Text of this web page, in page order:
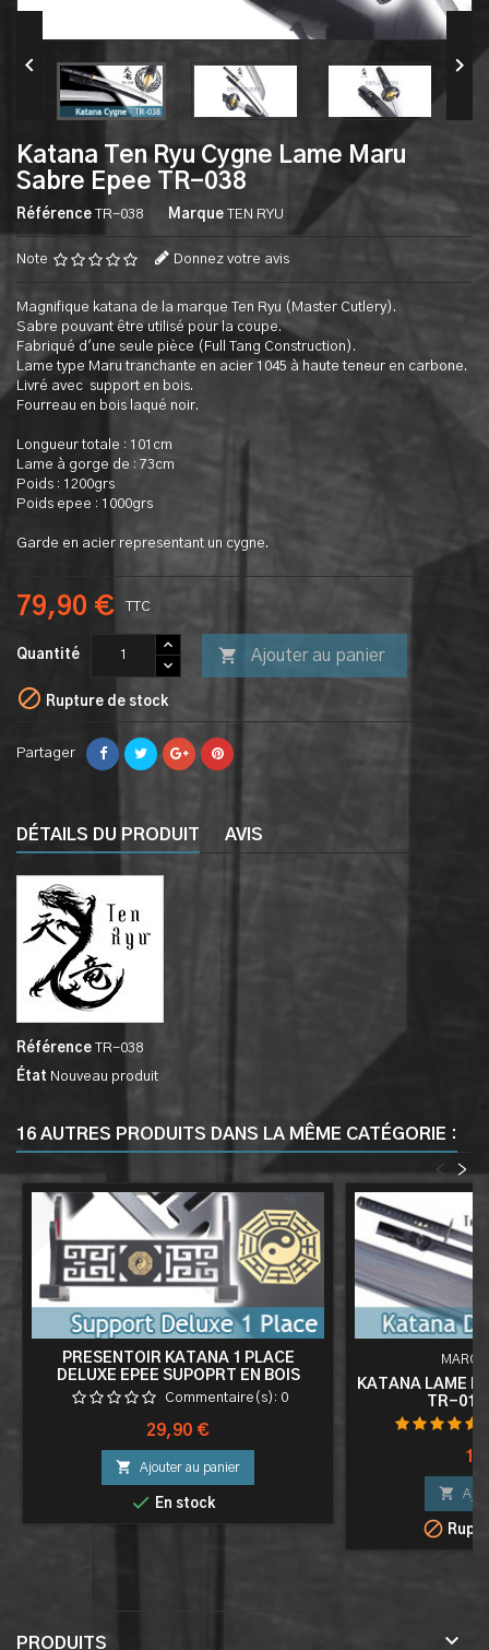
 
Katana Ten Ryu Cygne Lame Maru
Sabre Epee TR-038
Référence TR-038 Marque TEN RYU
Note Donnez votre avis
Magnifique katana de la marque Ten Ryu (Master Cutlery).
Sabre pouvant être utilisé pour la coupe.
Fabriqué d'une seule pièce (Full Tang Construction).
Lame type Maru tranchante en acier 1045 à haute teneur en carbone.
Livré avec support en bois.
Fourreau en bois laqué noir.
Longueur totale : 101cm
Lame à gorge de : 73cm
Poids : 1200grs
Poids epee : 1000grs
Garde en acier representant un cygne.
79,90 € TTC
Quantité  Ajouter au panier
 Rupture de stock
Partager
DÉTAILS DU PRODUIT AVIS
Référence
TR-038
État Nouveau produit
16 AUTRES PRODUITS DANS LA MÊME CATÉGORIE :
>
<
PRESENTOIR KATANA 1 PLACE
DELUXE EPEE SUPOPRT EN BOIS
SABRE TAO V2
Commentaire(s): 0
Prix
29,90 €
 Ajouter au panier
 En stock
KATANA LAME
TR-


PRODUITS 